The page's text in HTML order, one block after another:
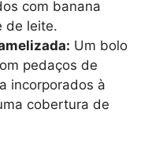
com banana
de leite.
Um bolo
pedaços de
incorporados à
cobertura de